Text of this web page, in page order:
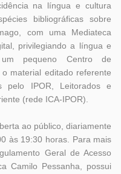
na língua e cultura
bibliográficas sobre
com uma Mediateca
privilegiando a língua e
pequeno Centro de
material editado referente
pelo IPOR, Leitorados e
(rede ICA-IPOR).
ao público, diariamente
às 19:30 horas. Para mais
Geral de Acesso
Camilo Pessanha, possui